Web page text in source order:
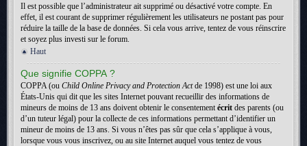
Il est possible que l’administrateur ait supprimé ou désactivé votre compte. En
effet, il est courant de supprimer régulièrement les utilisateurs ne postant pas pour
réduire la taille de la base de données. Si cela vous arrive, tentez de vous réinscrire
et soyez plus investi sur le forum.
Haut
Que signifie COPPA ?
COPPA (ou Child Online Privacy and Protection Actde 1998) est une loi aux
États-Unis qui dit que les sites Internet pouvant recueillir des informations de
mineurs de moins de 13 ans doivent obtenir le consentementécrit des parents (ou
d’un tuteur légal) pour la collecte de ces informations permettant d’identifier un
mineur de moins de 13 ans. Si vous n’êtes pas sûr que cela s’applique à vous,
lorsque vous vous inscrivez, ou au site Internet auquel vous tentez de vous